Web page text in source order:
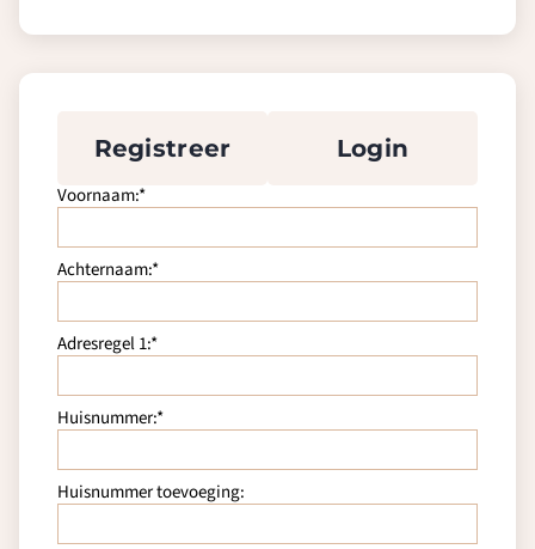
Registreer Login
Voornaam:*
Achternaam:*
Adresregel 1:*
Huisnummer:*
Huisnummer toevoeging: